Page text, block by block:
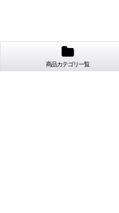
商品カテゴリ一覧